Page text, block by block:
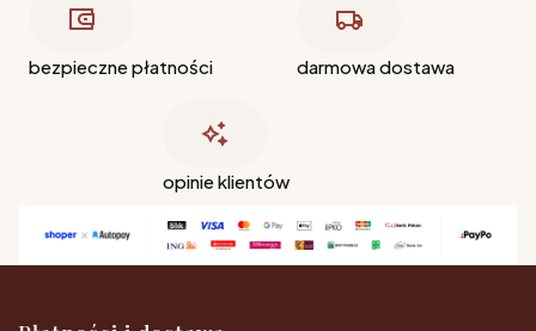
bezpieczne płatności darmowa dostawa
opinie klientów